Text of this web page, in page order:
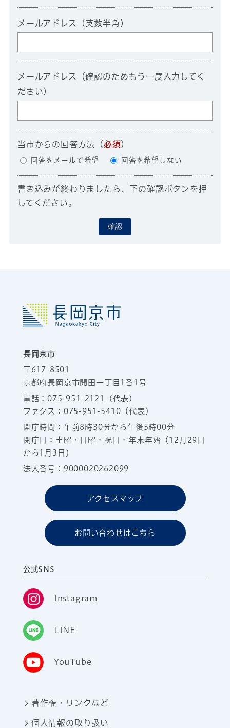
メールアドレス（英数半角）
メールアドレス（確認のためもう一度入力してく
ださい）
当市からの回答方法 （必須）
回答をメールで希望 回答を希望しない
書き込みが終わりましたら、下の確認ボタンを押
してください。
確認
長岡京市
〒617-8501
京都府長岡京市開田一丁目1番1号
電話：075-951-2121
（代表）
ファクス：075-951-5410（代表）
開庁時間：午前8時30分から午後5時00分
閉庁日：土曜・日曜・祝日・年末年始（12月29日
から1月3日）
法人番号：9000020262099
アクセスマップ
お問い合わせはこちら
公式SNS
Instagram
LINE
YouTube
著作権・リンクなど
個人情報の取り扱い